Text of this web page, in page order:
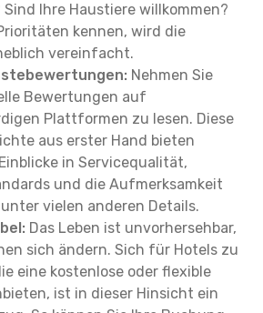
Ihre Haustiere willkommen?
kennen, wird die
vereinfacht.
Nehmen Sie
Bewertungen auf
Plattformen zu lesen. Diese
aus erster Hand bieten
in Servicequalität,
und die Aufmerksamkeit
vielen anderen Details.
Das Leben ist unvorhersehbar,
sich ändern. Sich für Hotels zu
eine kostenlose oder flexible
ist in dieser Hinsicht ein